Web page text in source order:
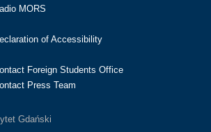
MORS
of Accessibility
Foreign Students Office
Press Team
Gdański